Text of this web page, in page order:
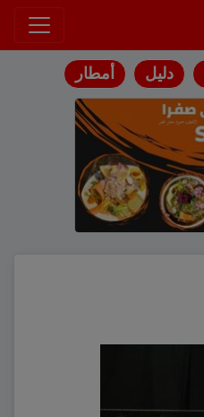
دليل أمطار